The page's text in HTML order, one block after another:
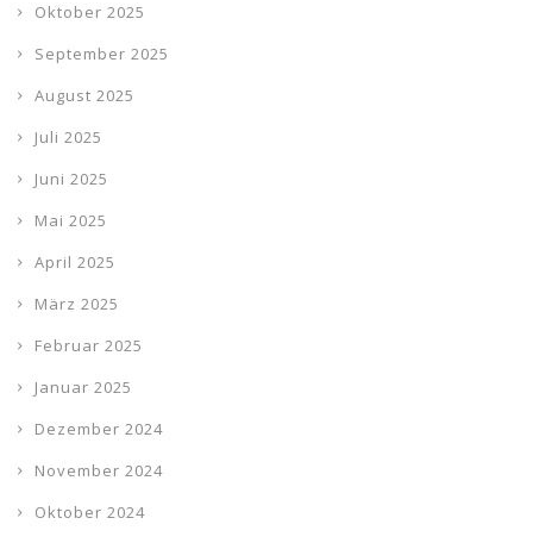
Oktober 2025
September 2025
August 2025
Juli 2025
Juni 2025
Mai 2025
April 2025
März 2025
Februar 2025
Januar 2025
Dezember 2024
November 2024
Oktober 2024